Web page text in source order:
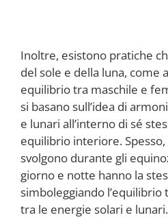
Inoltre, esistono pratiche
del sole e della luna, come
equilibrio tra maschile e
si basano sull’idea di
e lunari all’interno di sé
equilibrio interiore.
svolgono durante gli
giorno e notte hanno la
simboleggiando l’equilibrio
tra le energie solari e lunari.